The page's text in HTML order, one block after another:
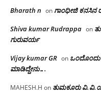
Bharath n on ಗಾಂಧೀಜಿ ಕನಸಿನ
Shiva kumar Rudrappa on
ಗುರುವರ್ಯ
Vijay kumar GR on ಒಂದೊಂದು
ಮಾಡಿದ್ದೇನು….
MAHESH.H on ತುಮಕೂರು‌